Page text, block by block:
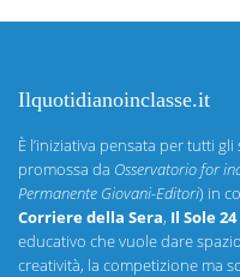
Ilquotidianoinclasse.it
È l’iniziativa pensata per tutti
promossa da Osservatorio for
Permanente Giovani-Editori) in
Corriere della Sera, Il Sole
educativo che vuole dare
creatività, la competizione ma